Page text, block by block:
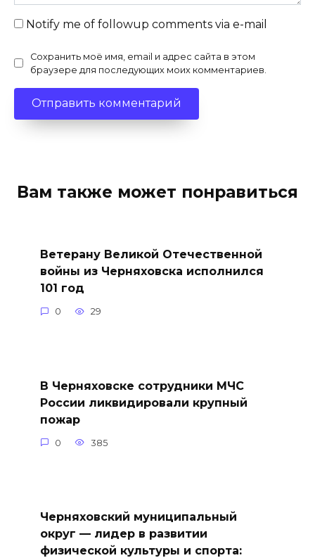
Notify me of followup comments via e-mail
Сохранить моё имя, email и адрес сайта в этом
браузере для последующих моих комментариев.
Вам также может понравиться
Ветерану Великой Отечественной
войны из Черняховска исполнился
101 год
0 29
В Черняховске сотрудники МЧС
России ликвидировали крупный
пожар
0 385
Черняховский муниципальный
округ — лидер в развитии
физической культуры и спорта: